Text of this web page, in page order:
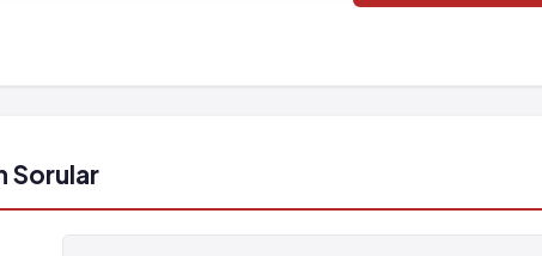
Sorular